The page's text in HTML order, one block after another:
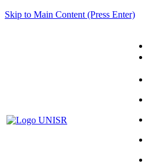
Skip to Main Content (Press Enter)